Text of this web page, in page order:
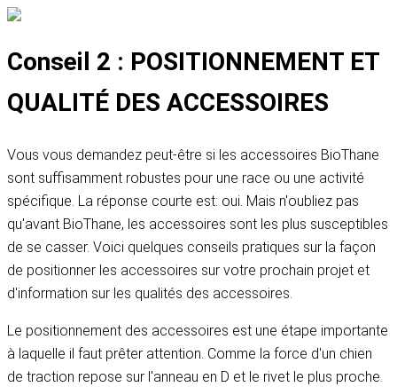
Conseil 2 : POSITIONNEMENT ET
QUALITÉ DES ACCESSOIRES
Vous vous demandez peut-être si les accessoires BioThane
sont suffisamment robustes pour une race ou une activité
spécifique. La réponse courte est: oui. Mais n'oubliez pas
qu'avant BioThane, les accessoires sont les plus susceptibles
de se casser. Voici quelques conseils pratiques sur la façon
de positionner les accessoires sur votre prochain projet et
d'information sur les qualités des accessoires.
Le positionnement des accessoires est une étape importante
à laquelle il faut prêter attention. Comme la force d'un chien
de traction repose sur l'anneau en D et le rivet le plus proche.